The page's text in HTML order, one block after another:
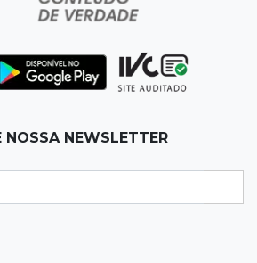
cachaças registradas e amplia
em 67%
NOSSA NEWSLETTER